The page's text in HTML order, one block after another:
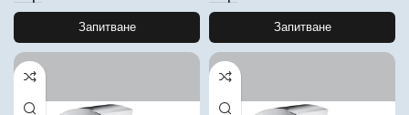
Запитване Запитване